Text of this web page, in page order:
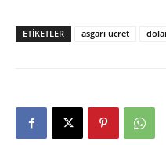
ETIKETLER asgari ücret